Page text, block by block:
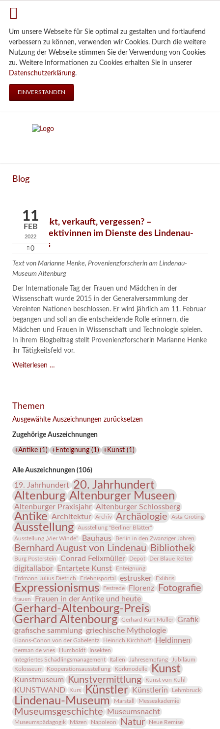
Um unsere Webseite für Sie optimal zu gestalten und fortlaufend
verbessern zu können, verwenden wir Cookies. Durch die weitere
Nutzung der Webseite stimmen Sie der Verwendung von Cookies
zu. Weitere Informationen zu Cookies erhalten Sie in unserer
Datenschutzerklärung.
EINVERSTANDEN
Blog
11
FEB
2022
0
Verschenkt, verkauft, vergessen? –
Kunstdetektivinnen im Dienste des Lindenau-
Museums
Text von Marianne Henke, Provenienzforscherin am Lindenau-
Museum Altenburg
Der Internationale Tag der Frauen und Mädchen in der
Wissenschaft wurde 2015 in der Generalversammlung der
Vereinten Nationen beschlossen. Er wird jährlich am 11. Februar
begangen und soll an die entscheidende Rolle erinnern, die
Mädchen und Frauen in Wissenschaft und Technologie spielen.
In ihrem Blogbeitrag stellt Provenienzforscherin Marianne Henke
ihr Tätigkeitsfeld vor.
Weiterlesen …
im
des
Lindenau-
Themen
Ausgewählte Auszeichnungen zurücksetzen
Zugehörige Auszeichnungen
+Antike(1 ) +Enteignung(1 ) +Kunst(1 )
Alle Auszeichnungen (106)
19. Jahrhundert 20. Jahrhundert
Altenburg Altenburger Museen
Altenburger Praxisjahr Altenburger Schlossberg
Antike Architektur Archiv Archäologie Asta Gröting
Ausstellung
Ausstellung "Berliner Blätter"
Ausstellung „Vier Winde“
Bauhaus Berlin in den Zwanziger Jahren
Bernhard August von Lindenau Bibliothek
Burg Posterstein Conrad Felixmüller Depot Der Blaue Reiter
digitallabor Entartete Kunst
Enteignung
Erdmann Julius Dietrich
Erlebnisportal estrusker Exlibris
Expressionismus Festrede Florenz Fotografie
frauen Frauen in der Antike und heute
Gerhard-Altenbourg-Preis
Gerhard Altenbourg
Gerhard Kurt Müller
Grafik
grafische sammlung griechische Mythologie
Hanns-Conon von der Gabelentz Heinrich Kirchhoff Heldinnen
herman de vries Humboldt
Insekten
Integriertes Schädlingsmanagement
Italien Jahresempfang
Jubiläum
Kolosseum
Kooperationsausstellung Korkmodelle Kunst
Kunstmuseum Kunstvermittlung Kunst von Kühl
KUNSTWAND Kurs Künstler Künstlerin Lehmbruck
Lindenau-Museum Marstall Messeakademie
Museumsgeschichte Museumsnacht
Museumspädagogik Mäzen Napoleon Natur
Neue Remise